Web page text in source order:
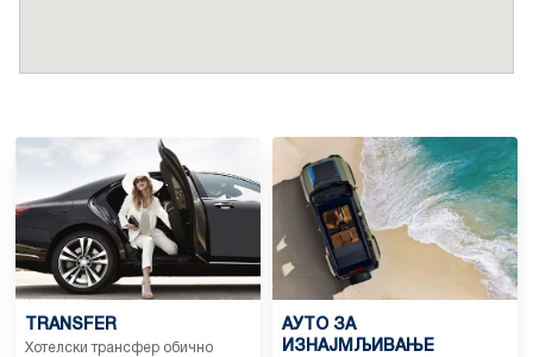
TRANSFER
Хотелски трансфер обично
АУТО ЗА
ИЗНАЈМЉИВАЊЕ